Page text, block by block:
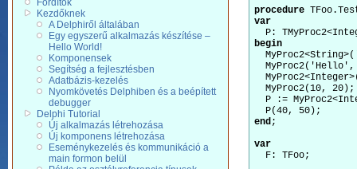
Fordítók
Kezdőknek
A Delphiről általában
Egy egyszerű alkalmazás készítése –
Hello World!
Komponensek
Segítség a fejlesztésben
Adatbázis-kezelés
Nyomkövetés Delphiben és a beépített
debugger
Delphi Tutorial
Új alkalmazás létrehozása
Új komponens létrehozása
Eseménykezelés és kommunikáció a
main formon belül
procedure
var
begin
  MyProc2(10, 20);
P :=
end;
var
  F: TFoo;